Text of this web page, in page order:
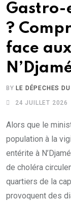
Gastro-
?
face
BYLE DÉPECHES
24 JUILLET 2026
Alors que le
population à la
entérite à
de choléra
quartiers de la
provoquent des